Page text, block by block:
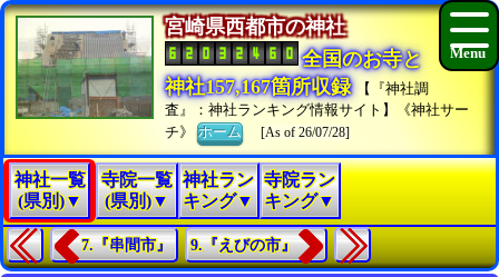
宮崎県西都市の神社
全国のお寺と
神社157,167箇所収録
【『神社調
査』：神社ランキング情報サイト】《神社サー
チ》ホーム [As of 26/07/28]
神社一覧
(県別)▼
寺院一覧
(県別)▼
神社ラン
キング▼
寺院ラン
キング▼
7.『串間市』 9.『えびの市』